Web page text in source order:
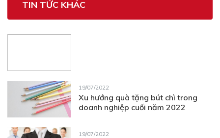
TIN TỨC KHÁC
19/07/2022
Xu hướng quà tặng bút chì trong
doanh nghiệp cuối năm 2022
19/07/2022